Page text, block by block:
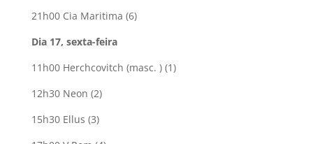
21h00 Cia Maritima (6)
Dia 17, sexta-feira
11h00 Herchcovitch (masc. ) (1)
12h30 Neon (2)
15h30 Ellus (3)